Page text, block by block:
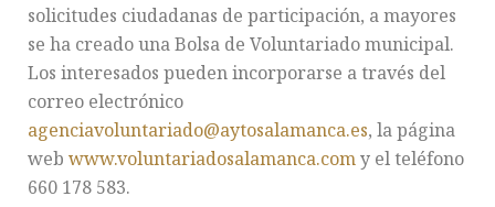
solicitudes ciudadanas de participación, a mayores
se ha creado una Bolsa de Voluntariado municipal.
Los interesados pueden incorporarse a través del
correo electrónico
agenciavoluntariado@aytosalamanca.es, la página
web www.voluntariadosalamanca.comy el teléfono
660 178 583.